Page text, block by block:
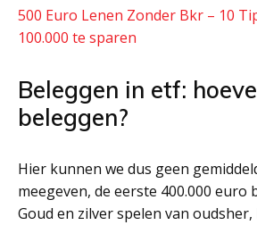
500 Euro Lenen Zonder Bkr – 10
100.000 te sparen
Beleggen in etf:
beleggen?
Hier kunnen we dus geen
meegeven, de eerste 400.000 euro
Goud en zilver spelen van